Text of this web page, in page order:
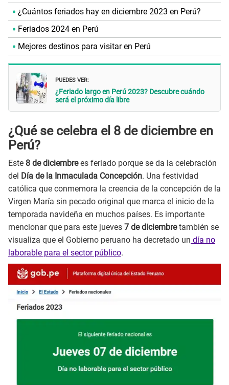
¿Cuántos feriados hay en diciembre 2023 en Perú?
Feriados 2024 en Perú
Mejores destinos para visitar en Perú
PUEDES VER:
¿Feriado largo en Perú 2023? Descubre cuándo
será el próximo día libre
¿Qué se celebra el 8 de diciembre en
Perú?
Este 8 de diciembrees feriado porque se da la celebración
del Día de la Inmaculada Concepción. Una festividad
católica que conmemora la creencia de la concepción de la
Virgen María sin pecado original que marca el inicio de la
temporada navideña en muchos países. Es importante
mencionar que para este jueves 7 de diciembretambién se
visualiza que el Gobierno peruano ha decretado un día no
laborable para el sector público.